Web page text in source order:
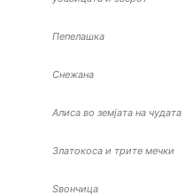
Пепелашка
Снежана
Алиса во земјата на чудата
Златокоса и трите мечки
Ѕвончица